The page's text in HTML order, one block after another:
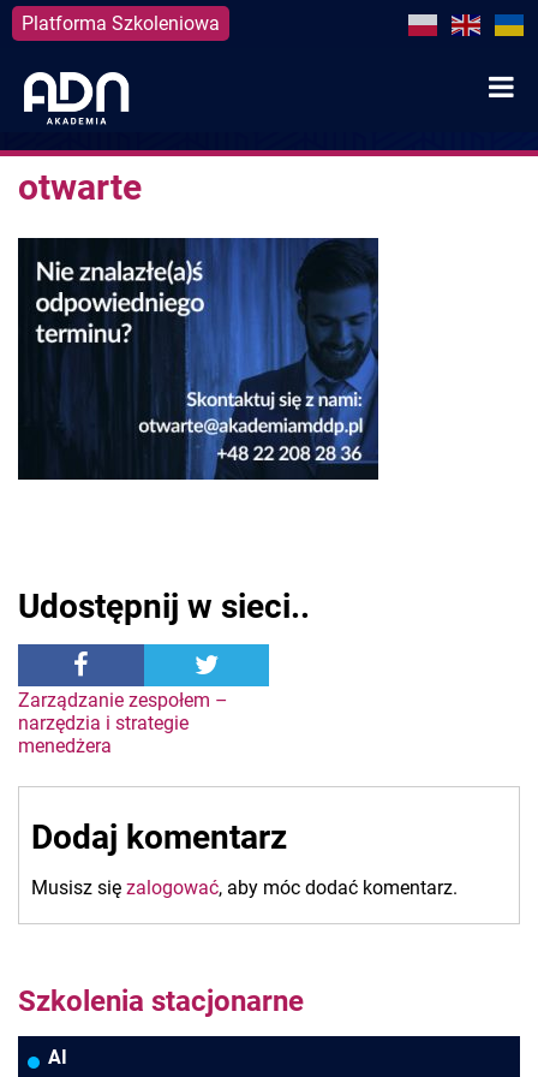
Platforma Szkoleniowa
content
otwarte
Udostępnij w sieci..
Nawigacja
wpisu
Zarządzanie zespołem –
narzędzia i strategie
menedżera
Dodaj komentarz
Musisz się zalogować, aby móc dodać komentarz.
Szkolenia stacjonarne
AI